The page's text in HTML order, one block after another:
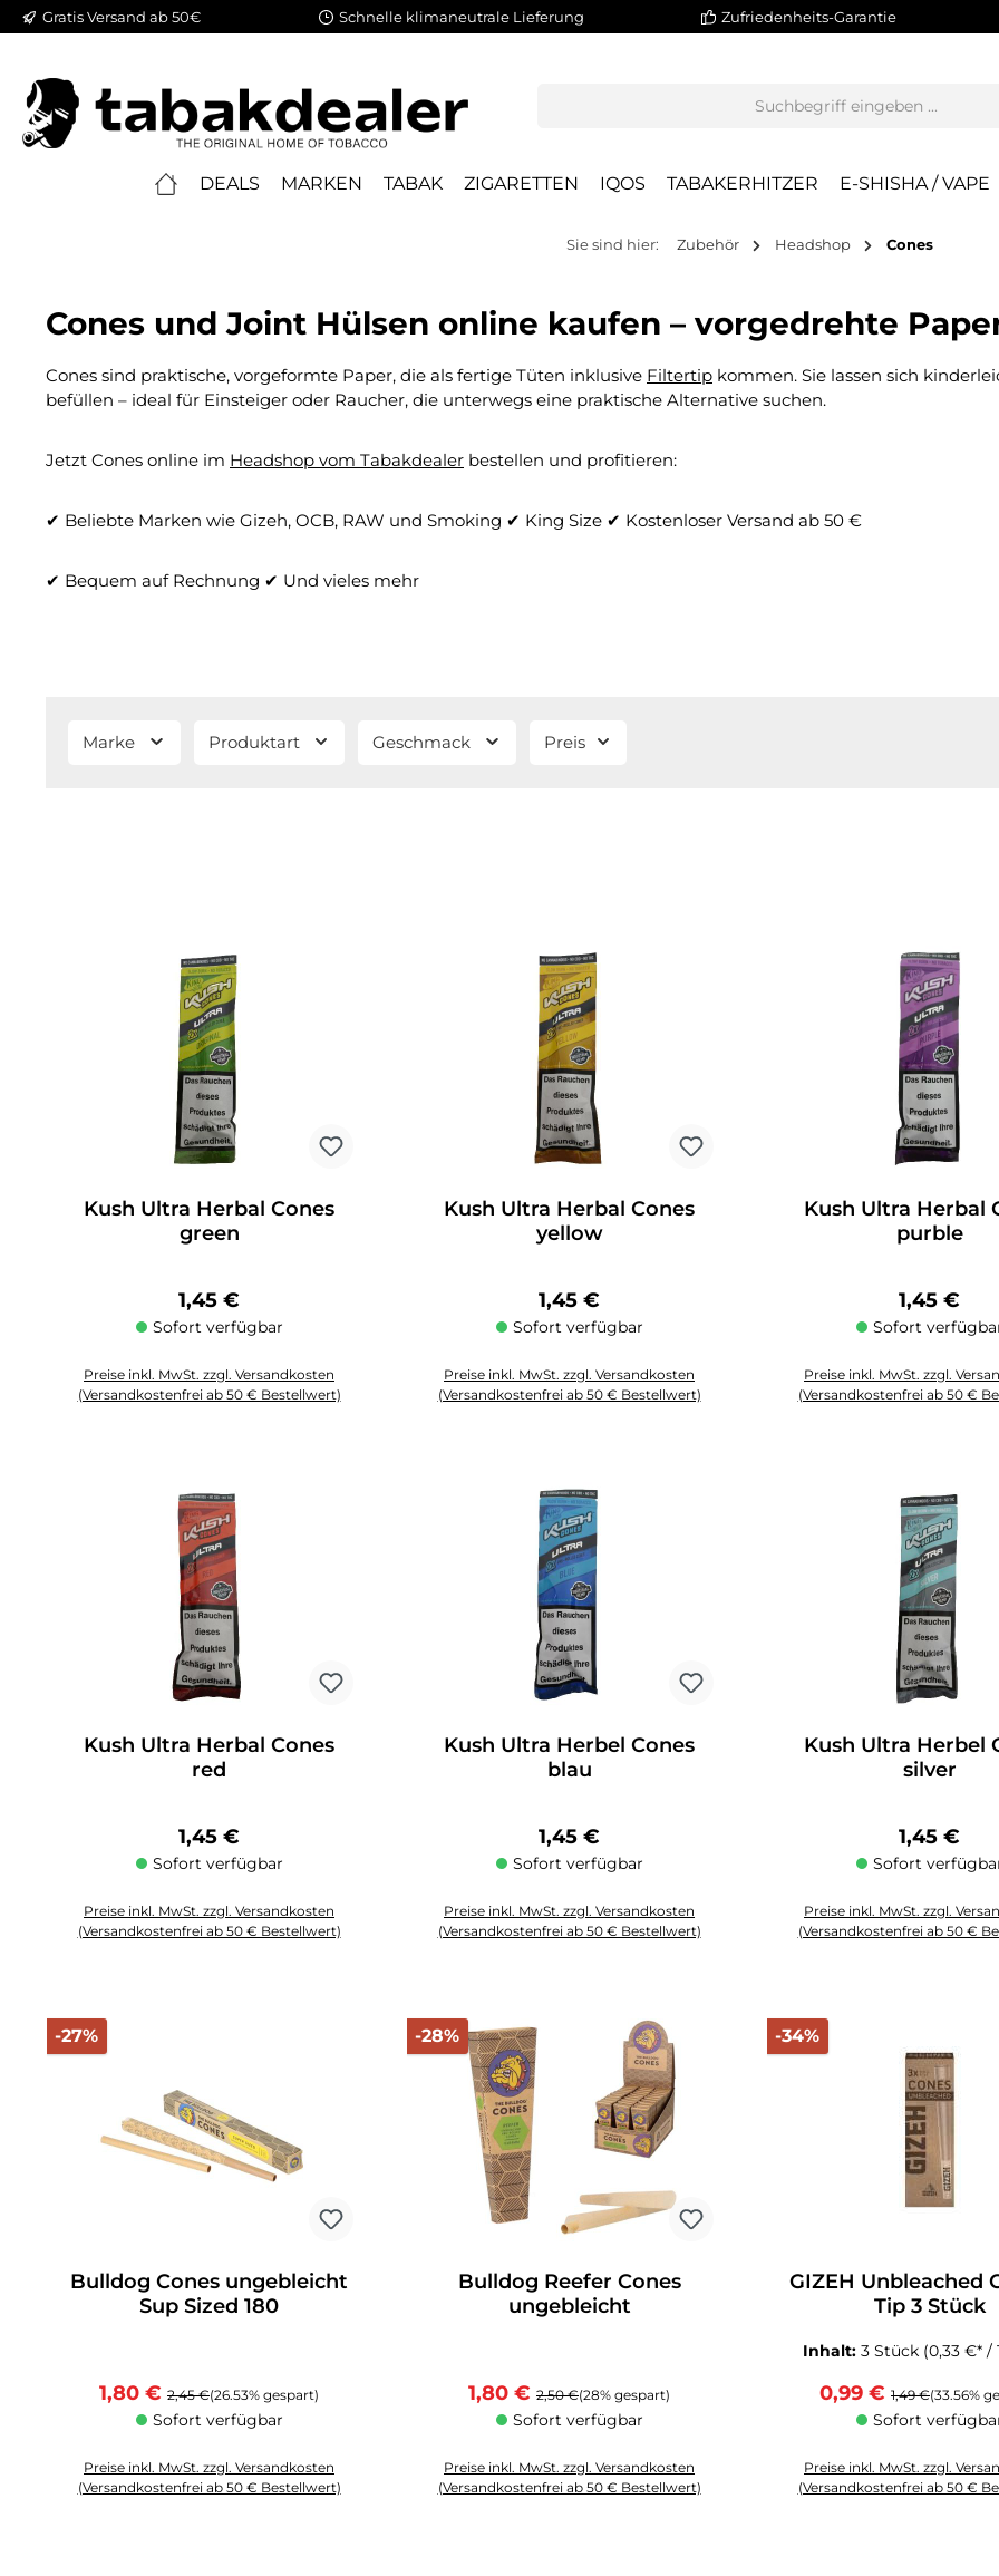
Zur Hauptnavigation springen
Gratis Versand ab 50€ Schnelle klimaneutrale Lieferung Zufriedenheits-Garantie
DEALS MARKEN TABAK ZIGARETTEN IQOS TABAKERHITZER E-SHISHA / VAPE
Sie sind hier: Zubehör Headshop Cones
Cones und Joint Hülsen online kaufen – vorgedrehte
Cones sind praktische, vorgeformte Paper, die als fertige Tüten inklusive Filtertip kommen. Sie lassen sich
befüllen – ideal für Einsteiger oder Raucher, die unterwegs eine praktische Alternative suchen.
Jetzt Cones online im Headshop vom Tabakdealer bestellen und profitieren:
✔ Beliebte Marken wie Gizeh, OCB, RAW und Smoking ✔ King Size ✔ Kostenloser Versand ab 50 €
✔ Bequem auf Rechnung ✔ Und vieles mehr
Marke Produktart Geschmack Preis
Kush Ultra Herbal Cones
green
Regulärer Preis:
1,45 €
Sofort verfügbar
Preise inkl. MwSt. zzgl. Versandkosten
(Versandkostenfrei ab 50 € Bestellwert)
Kush Ultra Herbal Cones
yellow
Regulärer Preis:
1,45 €
Sofort verfügbar
Preise inkl. MwSt. zzgl. Versandkosten
(Versandkostenfrei ab 50 € Bestellwert)
Kush Ultra Herbal
purble
Regulärer
1,45 €
Sofort
Preise inkl. MwSt. zzgl.
(Versandkostenfrei ab 50 €
Kush Ultra Herbal Cones
red
Regulärer Preis:
1,45 €
Sofort verfügbar
Preise inkl. MwSt. zzgl. Versandkosten
(Versandkostenfrei ab 50 € Bestellwert)
Kush Ultra Herbel Cones
blau
Regulärer Preis:
1,45 €
Sofort verfügbar
Preise inkl. MwSt. zzgl. Versandkosten
(Versandkostenfrei ab 50 € Bestellwert)
Kush Ultra Herbel
silver
Regulärer
1,45 €
Sofort
Preise inkl. MwSt. zzgl.
(Versandkostenfrei ab 50 €
-27%Rabatt
Bulldog Cones ungebleicht
Sup Sized 180
Verkaufspreis:
1,80 € Regulärer Preis:
2,45 €(26.53% gespart)
Sofort verfügbar
Preise inkl. MwSt. zzgl. Versandkosten
(Versandkostenfrei ab 50 € Bestellwert)
-28%Rabatt
Bulldog Reefer Cones
ungebleicht
Verkaufspreis:
1,80 € Regulärer Preis:
2,50 €(28% gespart)
Sofort verfügbar
Preise inkl. MwSt. zzgl. Versandkosten
(Versandkostenfrei ab 50 € Bestellwert)
-34%Rabatt
GIZEH Unbleached
Tip 3 Stück
Inhalt: 3 Stück (0,33 €* /
Verkaufspreis:
0,99 € Regulärer Preis:
1,49 €(33.56%
Sofort
Preise inkl. MwSt. zzgl.
(Versandkostenfrei ab 50 €